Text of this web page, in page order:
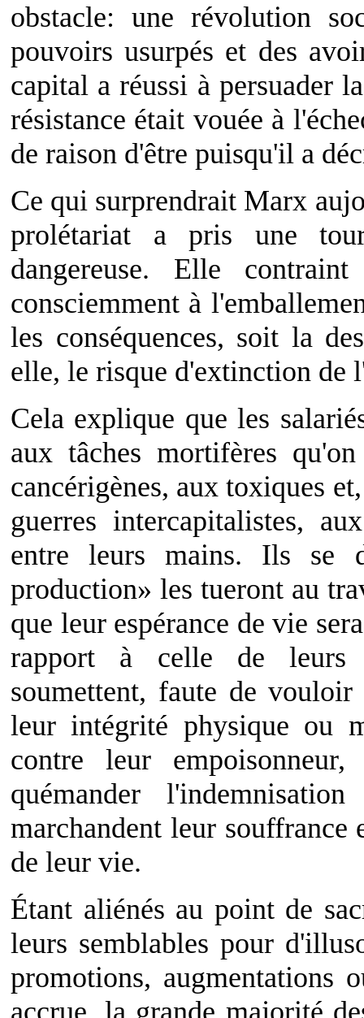
obstacle: une révolution
pouvoirs usurpés et des
capital a réussi à persuader
résistance était vouée à
de raison d'être puisqu'il a
Ce qui surprendrait Marx
prolétariat a pris une
dangereuse. Elle
consciemment à
les conséquences, soit la
elle, le risque d'extinction de
Cela explique que les
aux tâches mortifères
cancérigènes, aux toxiques
guerres intercapitalistes,
entre leurs mains. Ils se
production» les tueront au
que leur espérance de vie
rapport à celle de leurs
soumettent, faute de
leur intégrité physique ou
contre leur
quémander
marchandent leur
de leur vie.
Étant aliénés au point de
leurs semblables pour
promotions, augmentations
accrue, la grande majorité